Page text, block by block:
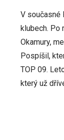
V současné
klubech. Po
Okamury,
Pospíšil,
TOP 09.
který už